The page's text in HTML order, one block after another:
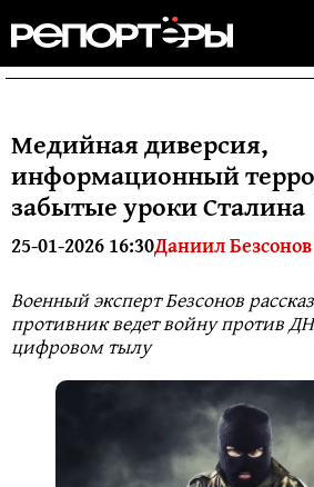
Медийная диверсия,
информационный
забытые уроки Сталина
25-01-2026 16:30Даниил Безсонов
Военный эксперт Безсонов
противник ведет войну против
цифровом тылу